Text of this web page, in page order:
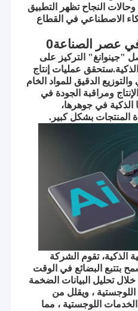
النجاح تظهر التطبيق
الاصطناعي في القطاع
في عصر الصناعة0
4.0ستواصل "جينوانغ" التركيز على
عمليات إنتاج
الدقيق للمواد الخام
ومراقبة الجودة في
الذكية في جوهرها،
المنتجات بشكل كبير.
الذكية، تقوم الشركة
بتتبع البضائع في الوقت
تحليل البيانات الضخمة
، ويقلل من
اللوجستية ، مما